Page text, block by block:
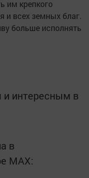
им крепкого
и всех земных благ.
больше исполнять
интересным в
в
MАХ: